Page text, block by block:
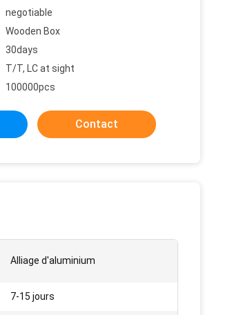
negotiable
Wooden Box
30days
T/T, LC at sight
100000pcs
Contact
Alliage d'aluminium
7-15 jours